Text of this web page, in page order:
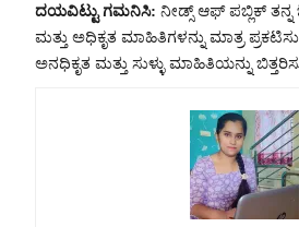
ದಯವಿಟ್ಟು ಗಮನಿಸಿ: ನೀಡ್ಸ್ ಆಫ್ ಪಬ್ಲಿಕ್
ಮತ್ತು ಅಧಿಕೃತ ಮಾಹಿತಿಗಳನ್ನು ಮಾತ್ರ
ಅನಧಿಕೃತ ಮತ್ತು ಸುಳ್ಳು ಮಾಹಿತಿಯನ್ನು